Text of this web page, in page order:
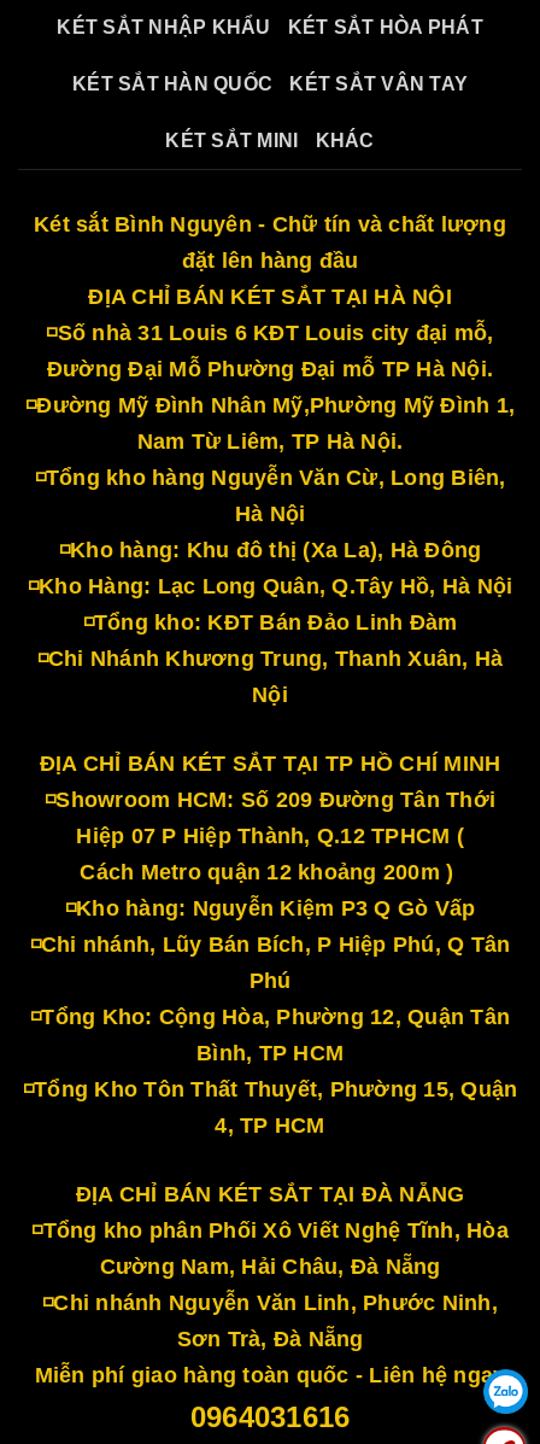
KÉT SẮT NHẬP KHẨU KÉT SẮT HÒA PHÁT
KÉT SẮT HÀN QUỐC KÉT SẮT VÂN TAY
KÉT SẮT MINI KHÁC
Két sắt Bình Nguyên - Chữ tín và chất lượng
đặt lên hàng đầu
ĐỊA CHỈ BÁN KÉT SẮT TẠI HÀ NỘI
◽Số nhà 31 Louis 6 KĐT Louis city đại mỗ,
Đường Đại Mỗ Phường Đại mỗ TP Hà Nội.
◽Đường Mỹ Đình Nhân Mỹ,Phường Mỹ Đình 1,
Nam Từ Liêm, TP Hà Nội.
◽Tổng kho hàng Nguyễn Văn Cừ, Long Biên,
Hà Nội
◽Kho hàng: Khu đô thị (Xa La), Hà Đông
◽Kho Hàng: Lạc Long Quân, Q.Tây Hồ, Hà Nội
◽Tổng kho: KĐT Bán Đảo Linh Đàm
◽Chi Nhánh Khương Trung, Thanh Xuân, Hà
Nội
ĐỊA CHỈ BÁN KÉT SẮT TẠI TP HỒ CHÍ MINH
◽Showroom HCM: Số 209 Đường Tân Thới
Hiệp 07 P Hiệp Thành, Q.12 TPHCM (
Cách Metro quận 12 khoảng 200m )
◽Kho hàng: Nguyễn Kiệm P3 Q Gò Vấp
◽Chi nhánh, Lũy Bán Bích, P Hiệp Phú, Q Tân
Phú
◽Tổng Kho: Cộng Hòa, Phường 12, Quận Tân
Bình, TP HCM
◽Tổng Kho Tôn Thất Thuyết, Phường 15, Quận
4, TP HCM
ĐỊA CHỈ BÁN KÉT SẮT TẠI ĐÀ NẴNG
◽Tổng kho phân Phối Xô Viết Nghệ Tĩnh, Hòa
Cường Nam, Hải Châu, Đà Nẵng
◽Chi nhánh Nguyễn Văn Linh, Phước Ninh,
Sơn Trà, Đà Nẵng
Miễn phí giao hàng toàn quốc - Liên hệ ngay
0964031616